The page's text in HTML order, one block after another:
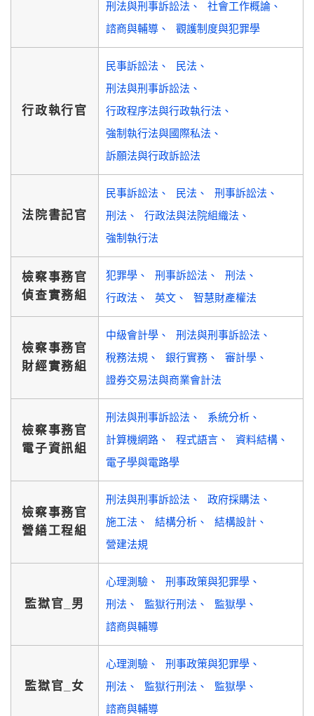
刑法與刑事訴訟法
社會工作概論
諮商與輔導
觀護制度與犯罪學
行政執行官
民事訴訟法
民法
刑法與刑事訴訟法
行政程序法與行政執行法
強制執行法與國際私法
訴願法與行政訴訟法
法院書記官
民事訴訟法 民法
刑事訴訟法
刑法
行政法與法院組織法
強制執行法
檢察事務官
偵查實務組
犯罪學 刑事訴訟法
刑法
行政法
英文 智慧財產權法
檢察事務官
財經實務組
中級會計學
刑法與刑事訴訟法
稅務法規
銀行實務
審計學
證券交易法與商業會計法
檢察事務官
電子資訊組
刑法與刑事訴訟法
系統分析
計算機網路
程式語言
資料結構
電子學與電路學
檢察事務官
營繕工程組
刑法與刑事訴訟法
政府採購法
施工法
結構分析
結構設計
營建法規
監獄官_男
心理測驗
刑事政策與犯罪學
刑法
監獄行刑法
監獄學
諮商與輔導
監獄官_女
心理測驗
刑事政策與犯罪學
刑法
監獄行刑法
監獄學
諮商與輔導